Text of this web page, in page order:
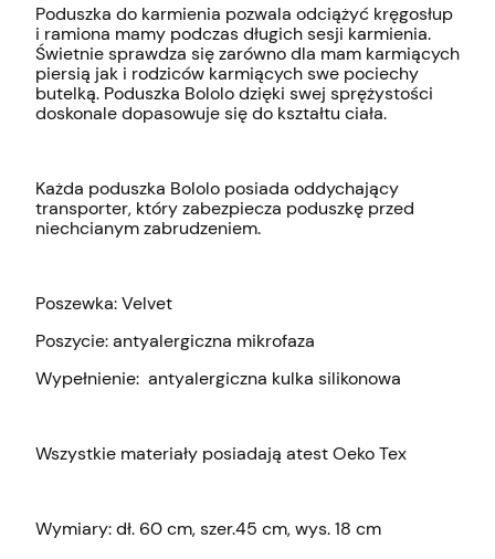
Poduszka do karmienia pozwala odciążyć kręgosłup
i ramiona mamy podczas długich sesji karmienia.
Świetnie sprawdza się zarówno dla mam karmiących
piersią jak i rodziców karmiących swe pociechy
butelką. Poduszka Bololo dzięki swej sprężystości
doskonale dopasowuje się do kształtu ciała.
Każda poduszka Bololo posiada oddychający
transporter, który zabezpiecza poduszkę przed
niechcianym zabrudzeniem.
Poszewka: Velvet
Poszycie: antyalergiczna mikrofaza
Wypełnienie: antyalergiczna kulka silikonowa
Wszystkie materiały posiadają atest Oeko Tex
Wymiary: dł. 60 cm, szer.45 cm, wys. 18 cm